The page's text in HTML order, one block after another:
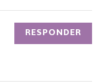
RESPONDER